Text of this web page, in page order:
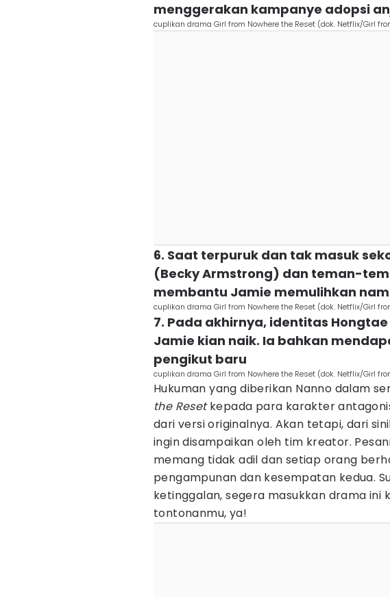
menggerakan kampanye adopsi
cuplikan drama Girl from Nowhere the Reset (dok. Netflix/Girl
6. Saat terpuruk dan tak masuk
(Becky Armstrong) dan teman-
membantu Jamie memulihkan
cuplikan drama Girl from Nowhere the Reset (dok. Netflix/Girl
7. Pada akhirnya, identitas
Jamie kian naik. Ia bahkan
pengikut baru
cuplikan drama Girl from Nowhere the Reset (dok. Netflix/Girl
Hukuman yang diberikan Nanno dalam
the Resetkepada para karakter
dari versi originalnya. Akan tetapi, dari
ingin disampaikan oleh tim kreator.
memang tidak adil dan setiap orang
pengampunan dan kesempatan kedua.
ketinggalan, segera masukkan drama ini
tontonanmu, ya!